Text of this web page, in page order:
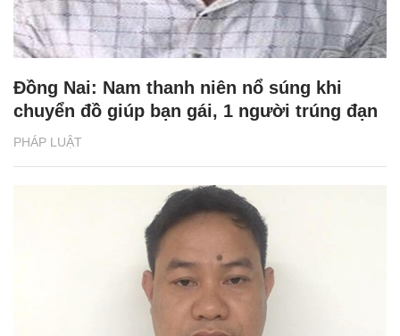
PHÁP LUẬT
Đồng Nai: Nam thanh niên nổ súng khi
chuyển đồ giúp bạn gái, 1 người trúng đạn